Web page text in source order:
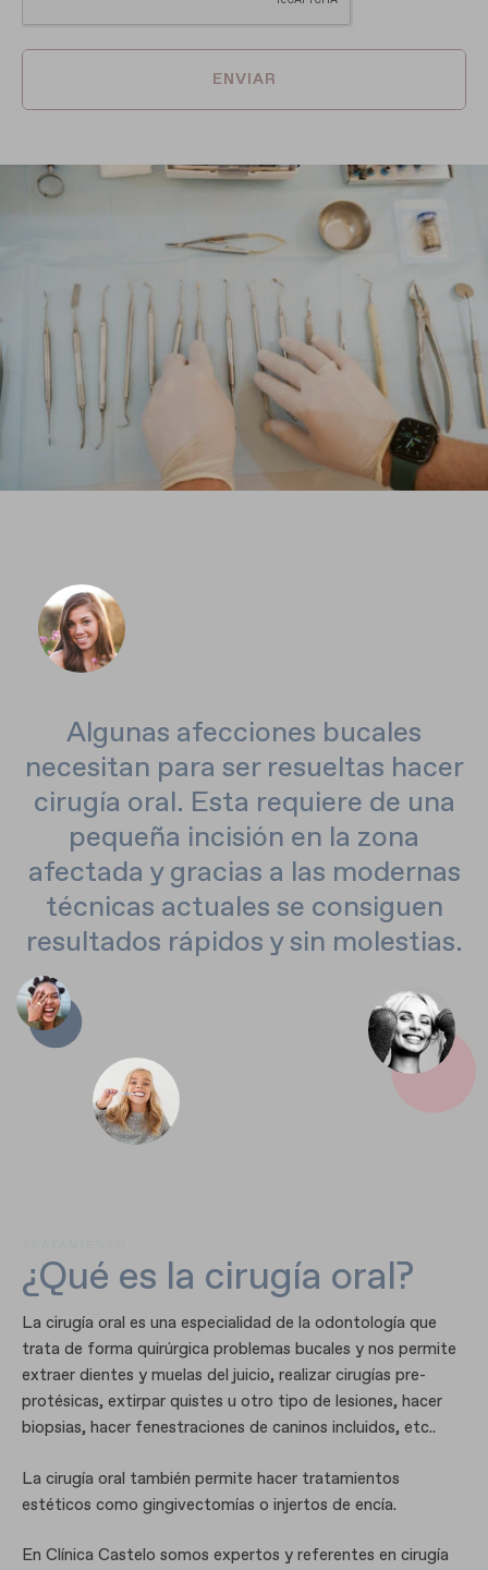
ENVIAR
Algunas afecciones bucales
necesitan para ser resueltas hacer
cirugía oral. Esta requiere de una
pequeña incisión en la zona
afectada y gracias a las modernas
técnicas actuales se consiguen
resultados rápidos y sin molestias.
¿Qué es la cirugía oral?
La cirugía oral es una especialidad de la odontología que
trata de forma quirúrgica problemas bucales y nos permite
extraer dientes y muelas del juicio, realizar cirugías pre-
protésicas, extirpar quistes u otro tipo de lesiones, hacer
biopsias, hacer fenestraciones de caninos incluidos, etc..
La cirugía oral también permite hacer tratamientos
estéticos como gingivectomías o injertos de encía.
En Clínica Castelo somos expertos y referentes en cirugía